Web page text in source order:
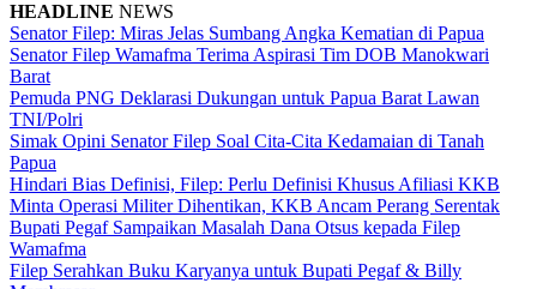
HEADLINE NEWS
Senator Filep: Miras Jelas Sumbang Angka Kematian di Papua
Senator Filep Wamafma Terima Aspirasi Tim DOB Manokwari
Barat
Pemuda PNG Deklarasi Dukungan untuk Papua Barat Lawan
TNI/Polri
Simak Opini Senator Filep Soal Cita-Cita Kedamaian di Tanah
Papua
Hindari Bias Definisi, Filep: Perlu Definisi Khusus Afiliasi KKB
Minta Operasi Militer Dihentikan, KKB Ancam Perang Serentak
Bupati Pegaf Sampaikan Masalah Dana Otsus kepada Filep
Wamafma
Filep Serahkan Buku Karyanya untuk Bupati Pegaf & Billy